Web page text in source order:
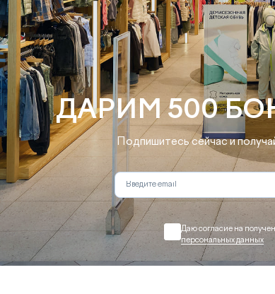
ДАРИМ 500
Подпишитесь сейчас и
Даю согласие на
персональных данных